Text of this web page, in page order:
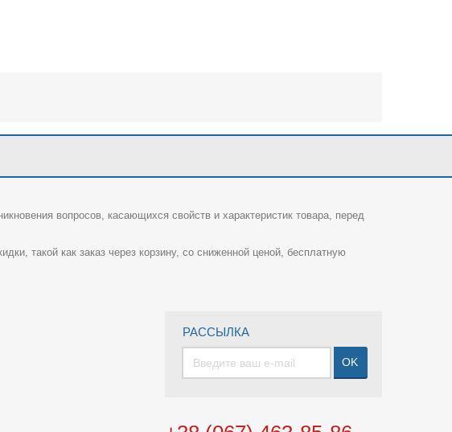
вопросов, касающихся свойств и характеристик товара, перед
такой как заказ через корзину, со сниженной ценой, бесплатную
РАССЫЛКА
OK